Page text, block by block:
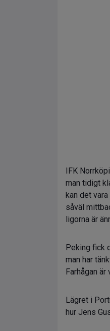
IFK
man tidigt
kan det
såväl
ligorna är
Peking fick
man har
Farhågan
Lägret i
hur Jens